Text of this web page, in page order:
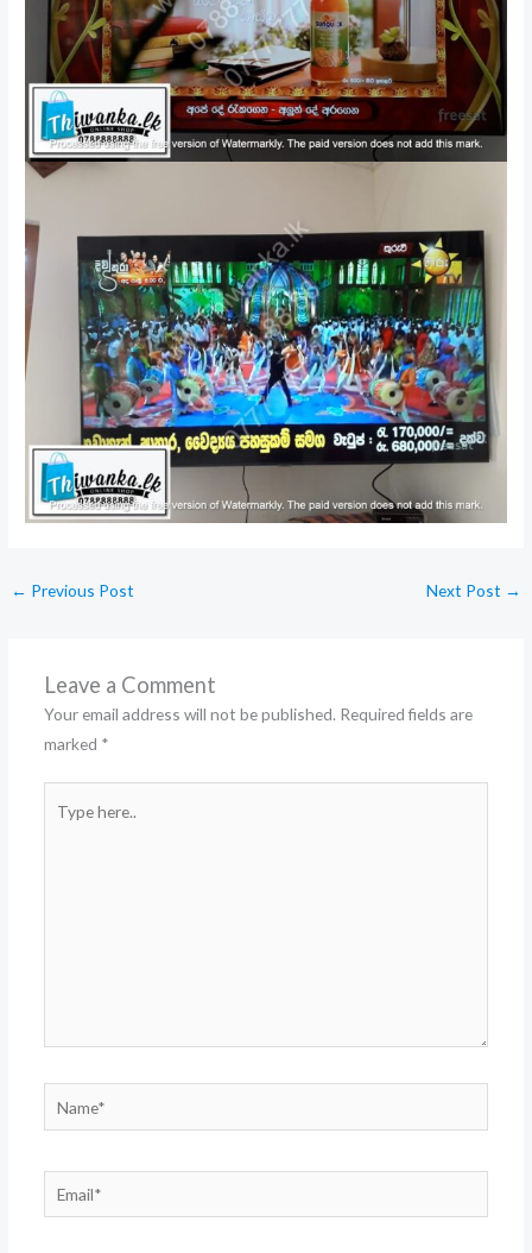
← Previous Post Next Post →
Leave a Comment
Your email address will not be published. Required fields are
marked *
here..
Email*